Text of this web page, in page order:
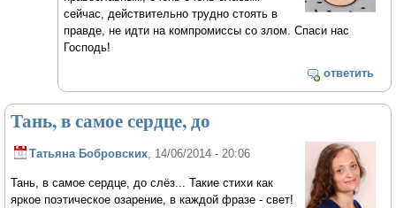
сейчас, действительно трудно стоять в
правде, не идти на компромиссы со злом. Спаси нас
Господь!
ответить
Тань, в самое сердце, до
Татьяна Бобровских, 14/06/2014 - 20:06
Тань, в самое сердце, до слёз... Такие стихи как
яркое поэтическое озарение, в каждой фразе - свет!